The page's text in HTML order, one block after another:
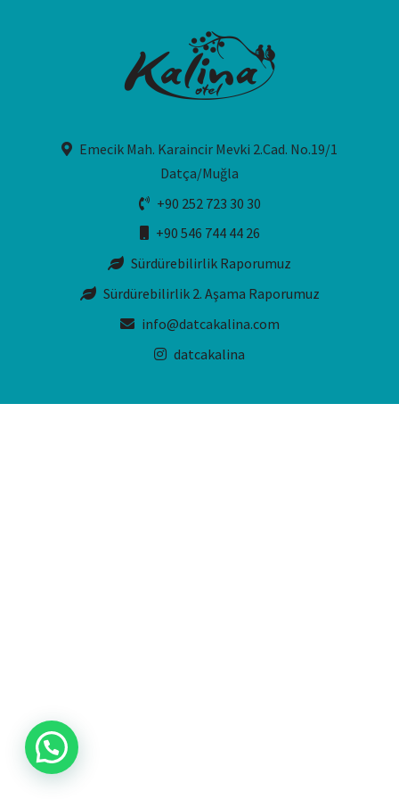
Emecik Mah. Karaincir Mevki 2.Cad. No.19/1
Datça/Muğla
+90 252 723 30 30
+90 546 744 44 26
Sürdürebilirlik Raporumuz
Sürdürebilirlik 2. Aşama Raporumuz
info@datcakalina.com
datcakalina